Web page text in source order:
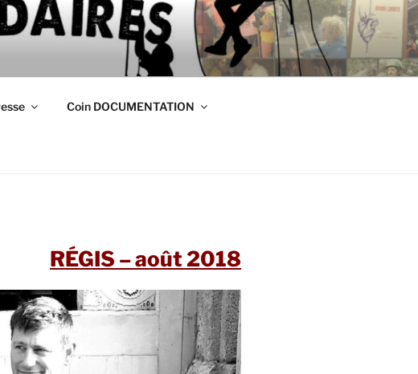
DE
Coin DOCUMENTATION
RÉGIS – août 2018